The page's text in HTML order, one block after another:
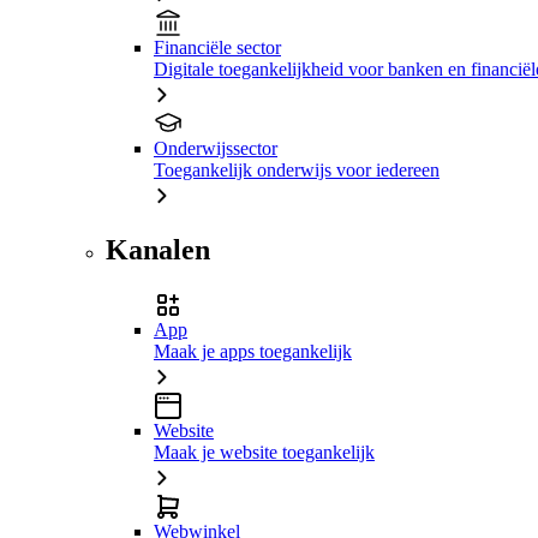
Financiële sector
Digitale toegankelijkheid voor banken en
Onderwijssector
Toegankelijk onderwijs voor iedereen
Kanalen
App
Maak je apps toegankelijk
Website
Maak je website toegankelijk
Webwinkel